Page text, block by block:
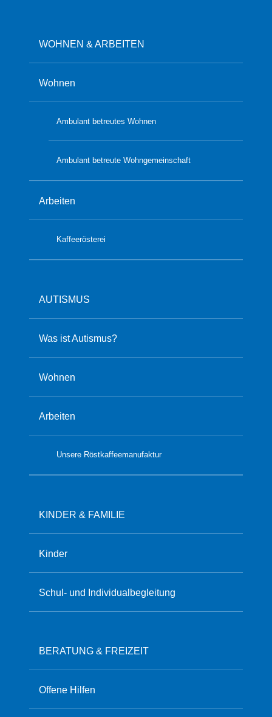
WOHNEN & ARBEITEN
Wohnen
Ambulant betreutes Wohnen
Ambulant betreute Wohngemeinschaft
Arbeiten
Kaffeerösterei
AUTISMUS
Was ist Autismus?
Wohnen
Arbeiten
Unsere Röstkaffeemanufaktur
KINDER & FAMILIE
Kinder
Schul- und Individualbegleitung
BERATUNG & FREIZEIT
Offene Hilfen